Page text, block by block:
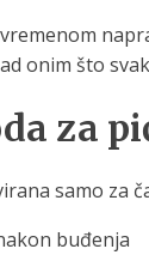
onim što
za
samo za
buđenja